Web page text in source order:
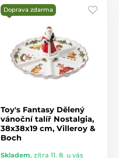
Doprava zdarma
Toy's Fantasy Dělený
vánoční talíř Nostalgia,
38x38x19 cm, Villeroy &
Boch
Skladem, zítra 11. 8. u vás